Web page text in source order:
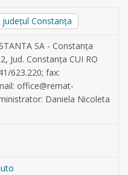
județul Constanța
SA - Constanța
Jud. Constanța CUI RO
623.220; fax:
office@remat-
Daniela Nicoleta